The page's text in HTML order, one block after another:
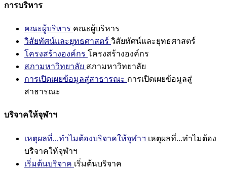
การบริหาร
คณะผู้บริหาร คณะผู้บริหาร
วิสัยทัศน์และยุทธศาสตร์ วิสัยทัศน์และยุทธศาสตร์
โครงสร้างองค์กร โครงสร้างองค์กร
สภามหาวิทยาลัย สภามหาวิทยาลัย
การเปิดเผยข้อมูลสู่สาธารณะ การเปิดเผยข้อมูลสู่
สาธารณะ
บริจาคให้จุฬาฯ
เหตุผลที่...ทำไมต้องบริจาคให้จุฬาฯ เหตุผลที่...ทำไมต้อง
บริจาคให้จุฬาฯ
เริ่มต้นบริจาค เริ่มต้นบริจาค